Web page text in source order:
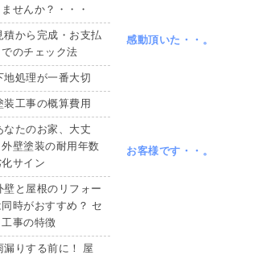
せんか？・・・
積から完成・お支払
でのチェック法
地処理が一番大切
装工事の概算費用
なたのお家、大丈
外壁塗装の耐用年数
化サイン
壁と屋根のリフォー
同時がおすすめ？ セ
工事の特徴
漏りする前に！ 屋
感動頂いた・・。
お客様です・・。